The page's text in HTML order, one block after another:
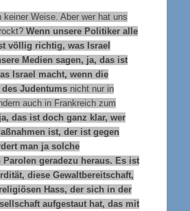
keiner Weise. Aber wer hat uns
Wenn unsere Politiker alle
völlig richtig, was Israel
Medien sagen, ja, das ist
Israel macht, wenn die
des Judentums nicht nur in
auch in Frankreich zum
das ist doch ganz klar, wer
ist, der ist gegen
man ja solche
geradezu heraus. Es ist
diese Gewaltbereitschaft,
Hass, der sich in der
aufgestaut hat, das mit